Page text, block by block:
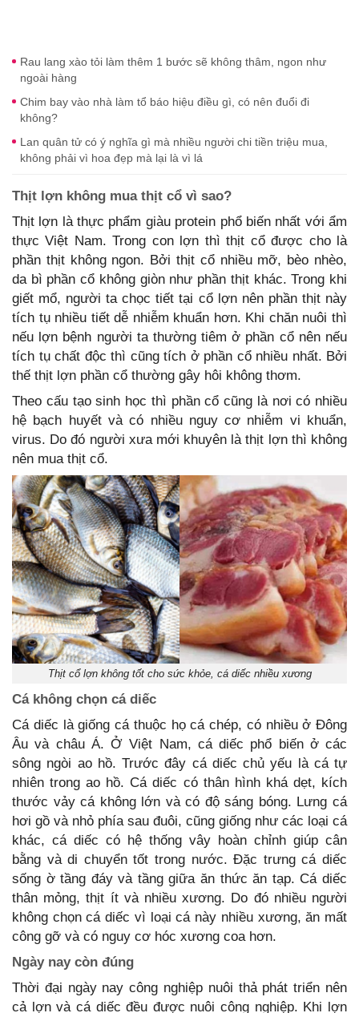
Rau lang xào tỏi làm thêm 1 bước sẽ không thâm, ngon như
ngoài hàng
Chim bay vào nhà làm tổ báo hiệu điều gì, có nên đuổi đi
không?
Lan quân tử có ý nghĩa gì mà nhiều người chi tiền triệu mua,
không phải vì hoa đẹp mà lại là vì lá
Thịt lợn không mua thịt cổ vì sao?
Thịt lợn là thực phẩm giàu protein phổ biến nhất với ẩm
thực Việt Nam. Trong con lợn thì thịt cổ được cho là
phần thịt không ngon. Bởi thịt cổ nhiều mỡ, bèo nhèo,
da bì phần cổ không giòn như phần thịt khác. Trong khi
giết mổ, người ta chọc tiết tại cổ lợn nên phần thịt này
tích tụ nhiều tiết dễ nhiễm khuẩn hơn. Khi chăn nuôi thì
nếu lợn bệnh người ta thường tiêm ở phần cổ nên nếu
tích tụ chất độc thì cũng tích ở phần cổ nhiều nhất. Bởi
thế thịt lợn phần cổ thường gây hôi không thơm.
Theo cấu tạo sinh học thì phần cổ cũng là nơi có nhiều
hệ bạch huyết và có nhiều nguy cơ nhiễm vi khuẩn,
virus. Do đó người xưa mới khuyên là thịt lợn thì không
nên mua thịt cổ.
Thịt cổ lợn không tốt cho sức khỏe, cá diếc nhiều xương
Cá không chọn cá diếc
Cá diếc là giống cá thuộc họ cá chép, có nhiều ở Đông
Âu và châu Á. Ở Việt Nam, cá diếc phổ biến ở các
sông ngòi ao hồ. Trước đây cá diếc chủ yếu là cá tự
nhiên trong ao hồ. Cá diếc có thân hình khá dẹt, kích
thước vảy cá không lớn và có độ sáng bóng. Lưng cá
hơi gồ và nhỏ phía sau đuôi, cũng giống như các loại cá
khác, cá diếc có hệ thống vây hoàn chỉnh giúp cân
bằng và di chuyển tốt trong nước. Đặc trưng cá diếc
sống ờ tầng đáy và tầng giữa ăn thức ăn tạp. Cá diếc
thân mỏng, thịt ít và nhiều xương. Do đó nhiều người
không chọn cá diếc vì loại cá này nhiều xương, ăn mất
công gỡ và có nguy cơ hóc xương coa hơn.
Ngày nay còn đúng
Thời đại ngày nay công nghiệp nuôi thả phát triển nên
cả lợn và cá diếc đều được nuôi công nghiệp. Khi lợn